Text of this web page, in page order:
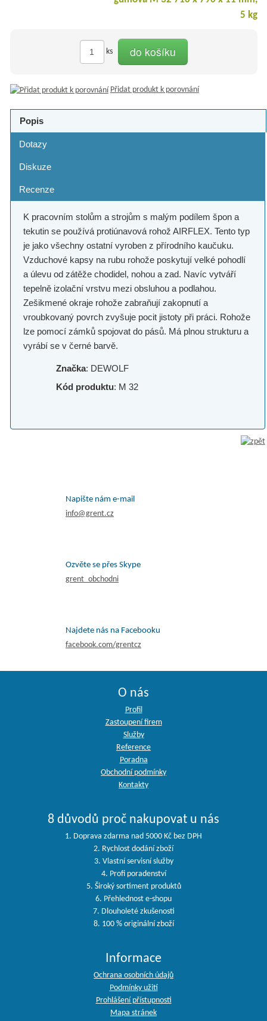
ks do košíku
Přidat produkt k porovnání
Popis
Dotazy
Diskuze
Recenze
K pracovním stolům a strojům s malým podílem špon a
tekutin se používá protiúnavová rohož AIRFLEX. Tento typ
je jako všechny ostatní vyroben z přírodního kaučuku.
Vzduchové kapsy na rubu rohože poskytují velké pohodlí
a úlevu od zátěže chodidel, nohou a zad. Navíc vytváří
tepelně izolační vrstvu mezi obsluhou a podlahou.
Zešikmené okraje rohože zabraňují zakopnutí a
vroubkovaný povrch zvyšuje pocit jistoty při práci. Rohože
lze pomocí zámků spojovat do pásů. Má plnou strukturu a
vyrábí se v černé barvě.
Značka: DEWOLF
Kód produktu: M 32
Napište nám e-mail
info@grent.cz
Ozvěte se přes Skype
grent_obchodni
Najdete nás na Facebooku
facebook.com/grentcz
O nás
Profil
Zastoupení firem
Služby
Reference
Poradna
Obchodní podmínky
Kontakty
8 důvodů proč nakupovat u nás
1. Doprava zdarma nad 5000 Kč bez DPH
2. Rychlost dodání zboží
3. Vlastní servisní služby
4. Profi poradenství
5. Široký sortiment produktů
6. Přehlednost e-shopu
7. Dlouholeté zkušenosti
8. 100 % originální zboží
Informace
Ochrana osobních údajů
Podmínky užití
Prohlášení přístupnosti
Mapa stránek